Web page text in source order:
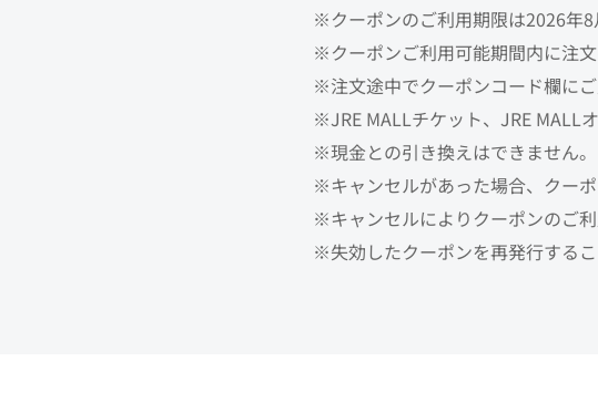
※クーポンのご利用期限は2026年8
※クーポンご利用可能期間内に注
※注文途中でクーポンコード欄に
※JRE MALLチケット、JRE MALL
※現金との引き換えはできません。
※キャンセルがあった場合、クー
※キャンセルによりクーポンのご
※失効したクーポンを再発行するこ